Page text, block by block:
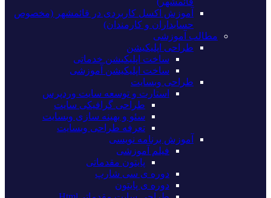
آموزش اکسل کاربردی در قائمشهر (مخصوص
حسابداران و کارمندان)
مطالب آموزشی
طراحی اپلیکیشن
ساخت اپلیکیشن خدماتی
ساخت اپلیکیشن آموزشی
طراحی وبسایت
استارت و توسعه سایت وردپرس
طراحی گرافیکی سایت
سئو و بهینه سازی وبسایت
تعرفه طراحی وبسایت
آموزش برنامه نویسی
فیلم آموزشی
پایتون مقدماتی
دوره ی سی شارپ
دوره ی پایتون